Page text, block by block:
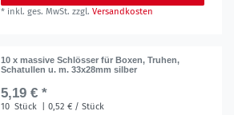
* inkl. ges. MwSt. zzgl.Versandkosten
10 x massive Schlösser für Boxen, Truhen,
Schatullen u. m. 33x28mm silber
5,19 € *
10 Stück | 0,52 € / Stück